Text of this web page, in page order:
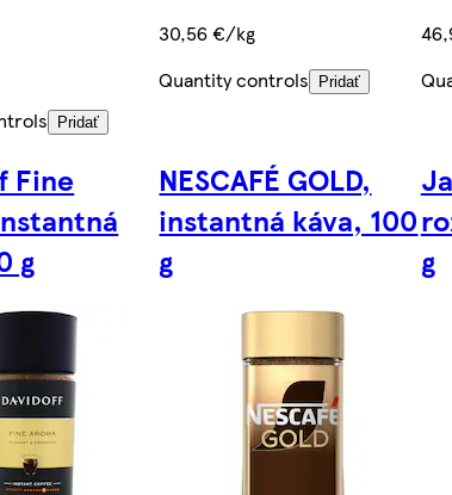
Pridať
30,56 €/kg
Quantity controls Pridať
Fine
g
NESCAFÉ GOLD,
instantná káva, 100
g
g